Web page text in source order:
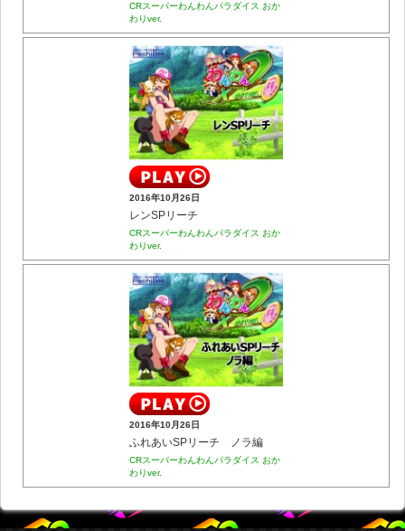
CRスーパーわんわんパラダイス おか
わりver.
2016年10月26日
レンSPリーチ
CRスーパーわんわんパラダイス おか
わりver.
2016年10月26日
ふれあいSPリーチ ノラ編
CRスーパーわんわんパラダイス おか
わりver.